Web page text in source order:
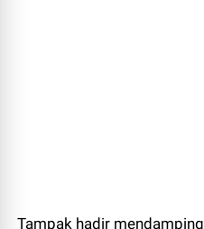
Tampak hadir